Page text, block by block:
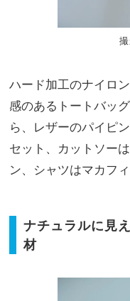
ハード加工のナイロ
感のあるトートバッ
ら、レザーのパイピ
セット、カットソー
ン、シャツはマカフィ
ナチュラルに見
材